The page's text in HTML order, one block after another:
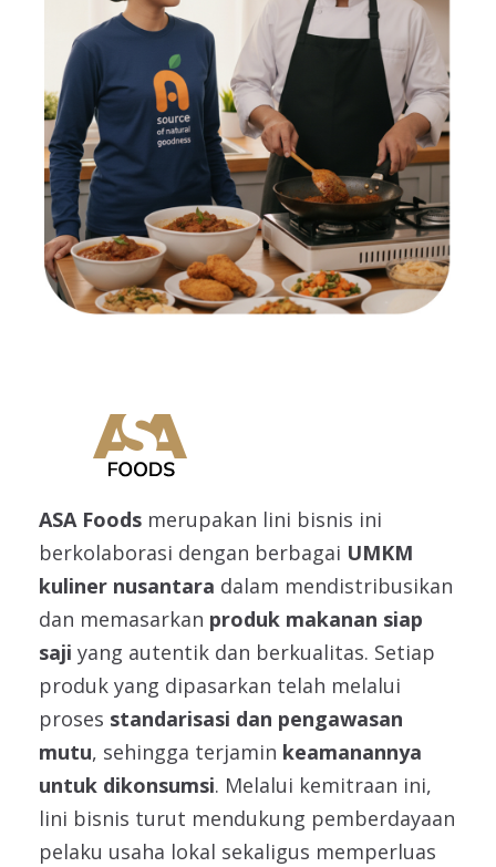
ASA Foods merupakan lini bisnis ini
berkolaborasi dengan berbagai UMKM
kuliner nusantara dalam mendistribusikan
dan memasarkan produk makanan siap
saji yang autentik dan berkualitas. Setiap
produk yang dipasarkan telah melalui
proses standarisasi dan pengawasan
mutu, sehingga terjamin keamanannya
untuk dikonsumsi. Melalui kemitraan ini,
lini bisnis turut mendukung pemberdayaan
pelaku usaha lokal sekaligus memperluas